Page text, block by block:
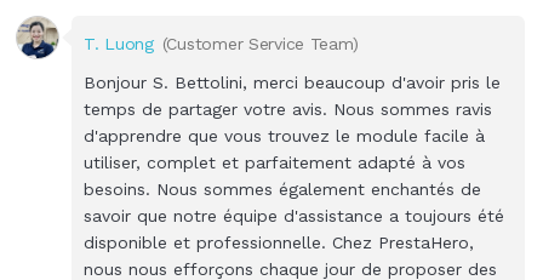
T. Luong (Customer Service Team)
Bonjour S. Bettolini, merci beaucoup d'avoir pris le
temps de partager votre avis. Nous sommes ravis
d'apprendre que vous trouvez le module facile à
utiliser, complet et parfaitement adapté à vos
besoins. Nous sommes également enchantés de
savoir que notre équipe d'assistance a toujours été
disponible et professionnelle. Chez PrestaHero,
nous nous efforçons chaque jour de proposer des